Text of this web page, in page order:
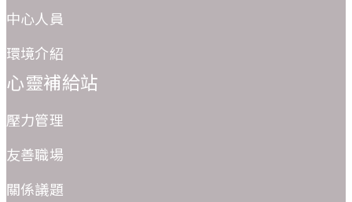
中心人員
環境介紹
心靈補給站
壓力管理
友善職場
關係議題